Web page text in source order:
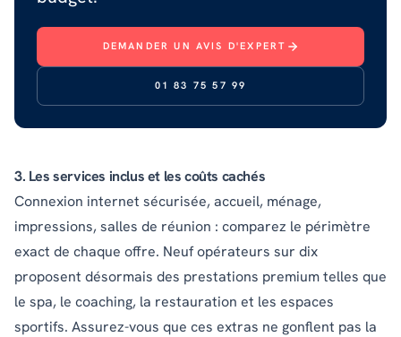
DEMANDER UN AVIS D'EXPERT
01 83 75 57 99
3. Les services inclus et les coûts cachés
Connexion internet sécurisée, accueil, ménage,
impressions, salles de réunion : comparez le périmètre
exact de chaque offre. Neuf opérateurs sur dix
proposent désormais des prestations premium telles que
le spa, le coaching, la restauration et les espaces
sportifs. Assurez-vous que ces extras ne gonflent pas la